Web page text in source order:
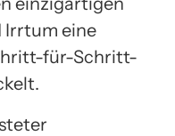
Irrtum eine
für-Schritt-